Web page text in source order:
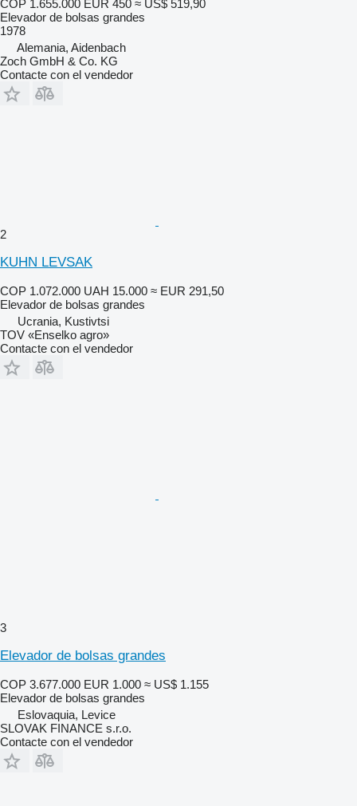
COP 1.655.000 EUR 450 ≈ US$ 519,90
Elevador de bolsas grandes
1978
Alemania, Aidenbach
Zoch GmbH & Co. KG
Contacte con el vendedor
2
KUHN LEVSAK
COP 1.072.000 UAH 15.000 ≈ EUR 291,50
Elevador de bolsas grandes
Ucrania, Kustivtsi
TOV «Enselko agro»
Contacte con el vendedor
3
Elevador de bolsas grandes
COP 3.677.000 EUR 1.000 ≈ US$ 1.155
Elevador de bolsas grandes
Eslovaquia, Levice
SLOVAK FINANCE s.r.o.
Contacte con el vendedor